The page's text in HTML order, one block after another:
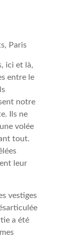
Paris
ici et là,
entre le
notre
Ils ne
volée
tout.
leur
vestiges
a été